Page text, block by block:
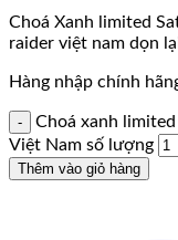
Choá Xanh limited
raider việt nam dọn
Hàng nhập chính
Choá xanh
Việt Nam số lượng
Thêm vào giỏ hàng